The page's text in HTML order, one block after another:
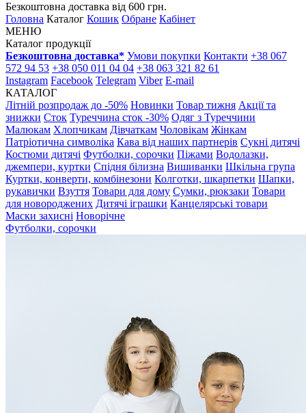
Безкоштовна доставка від 600 грн.
Головна Каталог Кошик Обране Кабінет
МЕНЮ
Каталог продукції
Безкоштовна доставка* Умови покупки Контакти +38 067
572 94 53 +38 050 011 04 04 +38 063 321 82 61
Instagram Facebook Telegram Viber E-mail
КАТАЛОГ
Літній розпродаж до -50% Новинки Товар тижня Акції та
знижки Сток Туреччина сток -30% Одяг з Туреччини
Малюкам Хлопчикам Дівчаткам Чоловікам Жінкам
Патріотична символіка Кава від наших партнерів Сукні дитячі
Костюми дитячі Футболки, сорочки Піжами Водолазки,
джемпери, куртки Спідня білизна Вишиванки Шкільна група
Куртки, конверти, комбінезони Колготки, шкарпетки Шапки,
рукавички Взуття Товари для дому Сумки, рюкзаки Товари
для новороджених Дитячі іграшки Канцелярські товари
Маски захисні Новорічне
Футболки, сорочки